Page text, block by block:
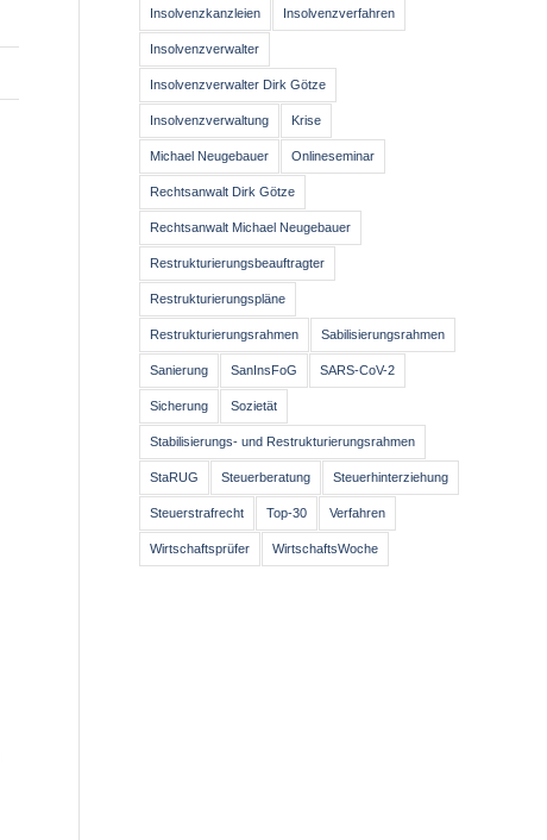
Insolvenzkanzleien Insolvenzverfahren
Insolvenzverwalter
Insolvenzverwalter Dirk Götze
Insolvenzverwaltung Krise
Michael Neugebauer Onlineseminar
Rechtsanwalt Dirk Götze
Rechtsanwalt Michael Neugebauer
Restrukturierungsbeauftragter
Restrukturierungspläne
Restrukturierungsrahmen Sabilisierungsrahmen
Sanierung SanInsFoG SARS-CoV-2
Sicherung Sozietät
Stabilisierungs- und Restrukturierungsrahmen
StaRUG Steuerberatung Steuerhinterziehung
Steuerstrafrecht Top-30 Verfahren
Wirtschaftsprüfer WirtschaftsWoche